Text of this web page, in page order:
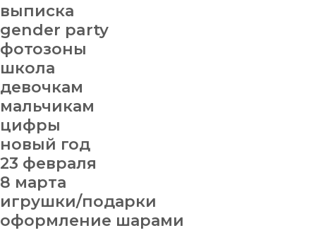
выписка
gender party
фотозоны
школа
девочкам
мальчикам
цифры
новый год
23 февраля
8 марта
игрушки/подарки
оформление шарами